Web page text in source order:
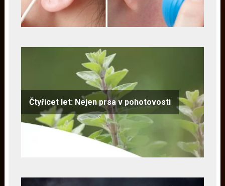
Čtyřicet let: Nejen prsa v pohotovosti